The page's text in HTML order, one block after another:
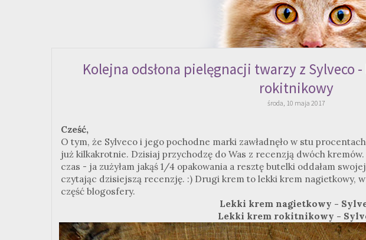
Kolejna odsłona pielęgnacji twarzy z Sylveco
rokitnikowy
środa, 10 maja 2017
Cześć,
O tym, że Sylveco i jego pochodne marki zawładnęło w stu
już kilkakrotnie. Dzisiaj przychodzę do Was z recenzją dwóch
czas - ja zużyłam jakąś 1/4 opakowania a resztę butelki oddałam
czytając dzisiejszą recenzję. :) Drugi krem to lekki krem nagietkowy,
część blogosfery.
Lekki krem nagietkowy -
Lekki krem rokitnikowy -